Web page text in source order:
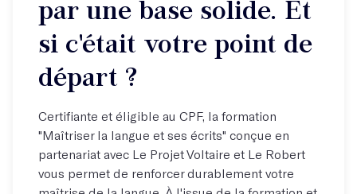
par une base solide. Et
si c'était votre point de
départ ?
Certifiante et éligible au CPF, la formation
"Maîtriser la langue et ses écrits" conçue en
partenariat avec Le Projet Voltaire et Le Robert
vous permet de renforcer durablement votre